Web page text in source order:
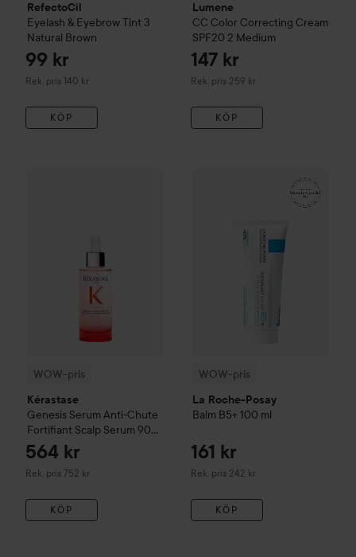
RefectoCil
Eyelash & Eyebrow Tint 3
Natural Brown
99 kr
Rek. pris 140 kr
Rekommenderat pris 140 kr
KÖP
Lumene
CC Color Correcting Cream
SPF20 2 Medium
147 kr
Rek. pris 259 kr
Rekommenderat pris 259 kr
KÖP
WOW-pris
Kérastase
Genesis Serum Anti-Chute
Fortifiant Scalp Serum90
ml
564 kr
Rek. pris 752 kr
Rekommenderat pris 752 kr
KÖP
Serum Anti-Chute Fortifiant
WOW-pris
La Roche-Posay
Balm B5+ 100 ml
161 kr
Rek. pris 242 kr
Rekommenderat pris 242 kr
KÖP
La Roche-Posay